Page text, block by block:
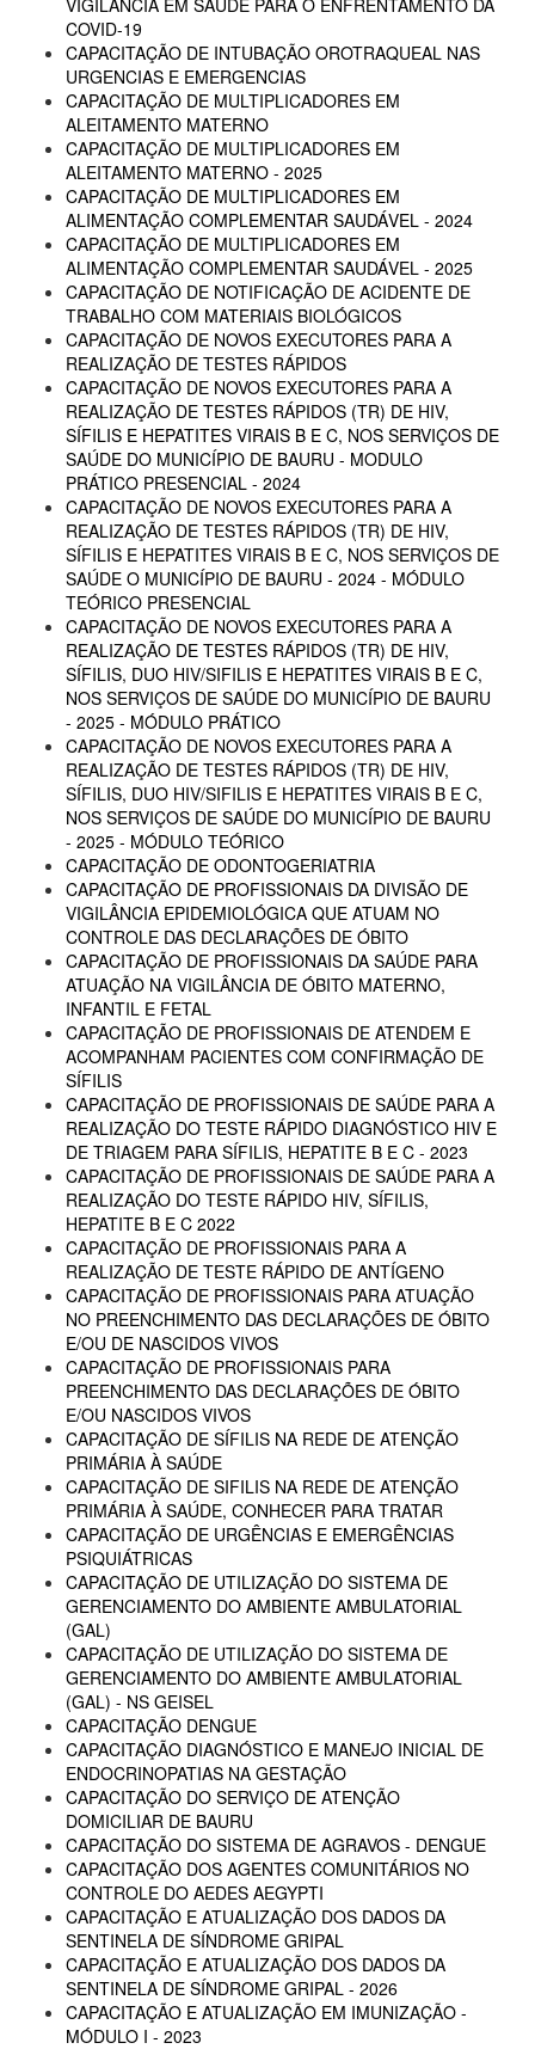
VIGILÂNCIA EM SAÚDE PARA O ENFRENTAMENTO DA
COVID-19
CAPACITAÇÃO DE INTUBAÇÃO OROTRAQUEAL NAS
URGENCIAS E EMERGENCIAS
CAPACITAÇÃO DE MULTIPLICADORES EM
ALEITAMENTO MATERNO
CAPACITAÇÃO DE MULTIPLICADORES EM
ALEITAMENTO MATERNO - 2025
CAPACITAÇÃO DE MULTIPLICADORES EM
ALIMENTAÇÃO COMPLEMENTAR SAUDÁVEL - 2024
CAPACITAÇÃO DE MULTIPLICADORES EM
ALIMENTAÇÃO COMPLEMENTAR SAUDÁVEL - 2025
CAPACITAÇÃO DE NOTIFICAÇÃO DE ACIDENTE DE
TRABALHO COM MATERIAIS BIOLÓGICOS
CAPACITAÇÃO DE NOVOS EXECUTORES PARA A
REALIZAÇÃO DE TESTES RÁPIDOS
CAPACITAÇÃO DE NOVOS EXECUTORES PARA A
REALIZAÇÃO DE TESTES RÁPIDOS (TR) DE HIV,
SÍFILIS E HEPATITES VIRAIS B E C, NOS SERVIÇOS DE
SAÚDE DO MUNICÍPIO DE BAURU - MODULO
PRÁTICO PRESENCIAL - 2024
CAPACITAÇÃO DE NOVOS EXECUTORES PARA A
REALIZAÇÃO DE TESTES RÁPIDOS (TR) DE HIV,
SÍFILIS E HEPATITES VIRAIS B E C, NOS SERVIÇOS DE
SAÚDE O MUNICÍPIO DE BAURU - 2024 - MÓDULO
TEÓRICO PRESENCIAL
CAPACITAÇÃO DE NOVOS EXECUTORES PARA A
REALIZAÇÃO DE TESTES RÁPIDOS (TR) DE HIV,
SÍFILIS, DUO HIV/SIFILIS E HEPATITES VIRAIS B E C,
NOS SERVIÇOS DE SAÚDE DO MUNICÍPIO DE BAURU
- 2025 - MÓDULO PRÁTICO
CAPACITAÇÃO DE NOVOS EXECUTORES PARA A
REALIZAÇÃO DE TESTES RÁPIDOS (TR) DE HIV,
SÍFILIS, DUO HIV/SIFILIS E HEPATITES VIRAIS B E C,
NOS SERVIÇOS DE SAÚDE DO MUNICÍPIO DE BAURU
- 2025 - MÓDULO TEÓRICO
CAPACITAÇÃO DE ODONTOGERIATRIA
CAPACITAÇÃO DE PROFISSIONAIS DA DIVISÃO DE
VIGILÂNCIA EPIDEMIOLÓGICA QUE ATUAM NO
CONTROLE DAS DECLARAÇÕES DE ÓBITO
CAPACITAÇÃO DE PROFISSIONAIS DA SAÚDE PARA
ATUAÇÃO NA VIGILÂNCIA DE ÓBITO MATERNO,
INFANTIL E FETAL
CAPACITAÇÃO DE PROFISSIONAIS DE ATENDEM E
ACOMPANHAM PACIENTES COM CONFIRMAÇÃO DE
SÍFILIS
CAPACITAÇÃO DE PROFISSIONAIS DE SAÚDE PARA A
REALIZAÇÃO DO TESTE RÁPIDO DIAGNÓSTICO HIV E
DE TRIAGEM PARA SÍFILIS, HEPATITE B E C - 2023
CAPACITAÇÃO DE PROFISSIONAIS DE SAÚDE PARA A
REALIZAÇÃO DO TESTE RÁPIDO HIV, SÍFILIS,
HEPATITE B E C 2022
CAPACITAÇÃO DE PROFISSIONAIS PARA A
REALIZAÇÃO DE TESTE RÁPIDO DE ANTÍGENO
CAPACITAÇÃO DE PROFISSIONAIS PARA ATUAÇÃO
NO PREENCHIMENTO DAS DECLARAÇÕES DE ÓBITO
E/OU DE NASCIDOS VIVOS
CAPACITAÇÃO DE PROFISSIONAIS PARA
PREENCHIMENTO DAS DECLARAÇÕES DE ÓBITO
E/OU NASCIDOS VIVOS
CAPACITAÇÃO DE SÍFILIS NA REDE DE ATENÇÃO
PRIMÁRIA À SAÚDE
CAPACITAÇÃO DE SIFILIS NA REDE DE ATENÇÃO
PRIMÁRIA À SAÚDE, CONHECER PARA TRATAR
CAPACITAÇÃO DE URGÊNCIAS E EMERGÊNCIAS
PSIQUIÁTRICAS
CAPACITAÇÃO DE UTILIZAÇÃO DO SISTEMA DE
GERENCIAMENTO DO AMBIENTE AMBULATORIAL
(GAL)
CAPACITAÇÃO DE UTILIZAÇÃO DO SISTEMA DE
GERENCIAMENTO DO AMBIENTE AMBULATORIAL
(GAL) - NS GEISEL
CAPACITAÇÃO DENGUE
CAPACITAÇÃO DIAGNÓSTICO E MANEJO INICIAL DE
ENDOCRINOPATIAS NA GESTAÇÃO
CAPACITAÇÃO DO SERVIÇO DE ATENÇÃO
DOMICILIAR DE BAURU
CAPACITAÇÃO DO SISTEMA DE AGRAVOS - DENGUE
CAPACITAÇÃO DOS AGENTES COMUNITÁRIOS NO
CONTROLE DO AEDES AEGYPTI
CAPACITAÇÃO E ATUALIZAÇÃO DOS DADOS DA
SENTINELA DE SÍNDROME GRIPAL
CAPACITAÇÃO E ATUALIZAÇÃO DOS DADOS DA
SENTINELA DE SÍNDROME GRIPAL - 2026
CAPACITAÇÃO E ATUALIZAÇÃO EM IMUNIZAÇÃO -
MÓDULO I - 2023